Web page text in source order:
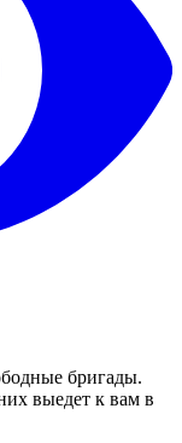
бригады.
выедет к вам в